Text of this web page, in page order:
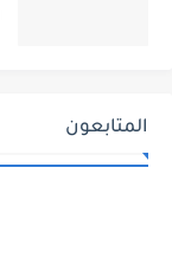
المتابعون